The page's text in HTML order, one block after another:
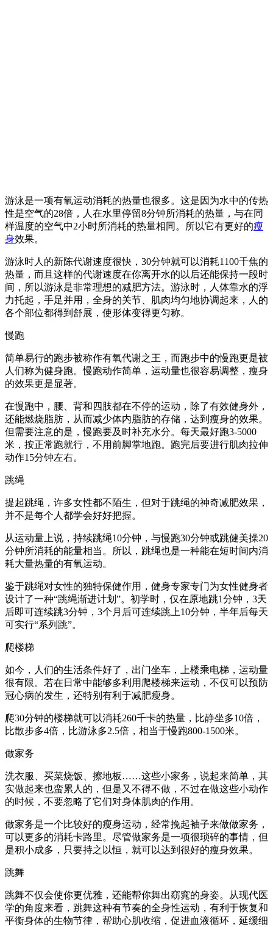
游泳是一项有氧运动消耗的热量也很多。这是因为水中的传热
性是空气的28倍，人在水里停留8分钟所消耗的热量，与在同
样温度的空气中2小时所消耗的热量相同。所以它有更好的瘦
身效果。
游泳时人的新陈代谢速度很快，30分钟就可以消耗1100千焦的
热量，而且这样的代谢速度在你离开水的以后还能保持一段时
间，所以游泳是非常理想的减肥方法。游泳时，人体靠水的浮
力托起，手足并用，全身的关节、肌肉均匀地协调起来，人的
各个部位都得到舒展，使形体变得更匀称。
慢跑
简单易行的跑步被称作有氧代谢之王，而跑步中的慢跑更是被
人们称为健身跑。慢跑动作简单，运动量也很容易调整，瘦身
的效果更是显著。
在慢跑中，腰、背和四肢都在不停的运动，除了有效健身外，
还能燃烧脂肪，从而减少体内脂肪的存储，达到瘦身的效果。
但需要注意的是，慢跑要及时补充水分。每天最好跑3-5000
米，按正常跑就行，不用前脚掌地跑。跑完后要进行肌肉拉伸
动作15分钟左右。
跳绳
提起跳绳，许多女性都不陌生，但对于跳绳的神奇减肥效果，
并不是每个人都学会好好把握。
从运动量上说，持续跳绳10分钟，与慢跑30分钟或跳健美操20
分钟所消耗的能量相当。所以，跳绳也是一种能在短时间内消
耗大量热量的有氧运动。
鉴于跳绳对女性的独特保健作用，健身专家专门为女性健身者
设计了一种“跳绳渐进计划”。初学时，仅在原地跳1分钟，3天
后即可连续跳3分钟，3个月后可连续跳上10分钟，半年后每天
可实行“系列跳”。
爬楼梯
如今，人们的生活条件好了，出门坐车，上楼乘电梯，运动量
很有限。若在日常中能够多利用爬楼梯来运动，不仅可以预防
冠心病的发生，还特别有利于减肥瘦身。
爬30分钟的楼梯就可以消耗260千卡的热量，比静坐多10倍，
比散步多4倍，比游泳多2.5倍，相当于慢跑800-1500米。
做家务
洗衣服、买菜烧饭、擦地板……这些小家务，说起来简单，其
实做起来也蛮累人的，但是又不得不做，不过在做这些小动作
的时候，不要忽略了它们对身体肌肉的作用。
做家务是一个比较好的瘦身运动，经常挽起袖子来做做家务，
可以更多的消耗卡路里。尽管做家务是一项很琐碎的事情，但
是积小成多，只要持之以恒，就可以达到很好的瘦身效果。
跳舞
跳舞不仅会使你更优雅，还能帮你舞出窈窕的身姿。从现代医
学的角度来看，跳舞这种有节奏的全身性运动，有利于恢复和
平衡身体的生物节律，帮助心肌收缩，促进血液循环，延缓细